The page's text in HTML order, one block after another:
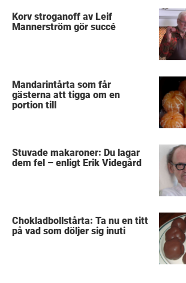
Korv stroganoff av Leif
Mannerström gör succé
Mandarintårta som får
gästerna att tigga om en
portion till
Stuvade makaroner: Du lagar
dem fel – enligt Erik Videgård
Chokladbollstårta: Ta nu en titt
på vad som döljer sig inuti